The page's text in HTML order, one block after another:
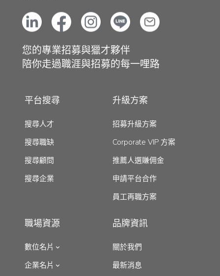
您的專業招募與獵才夥伴
陪你走過職涯與招募的每一哩路
平台搜尋
搜尋人才
搜尋職缺
搜尋顧問
搜尋企業
升級方案
招募升級方案
Corporate VIP 方案
推薦人選賺佣金
申請平台合作
員工再職方案
職場資源
數位名片
企業名片
品牌資訊
關於我們
最新消息